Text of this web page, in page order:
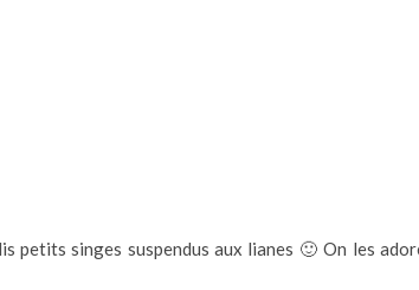
petits singes suspendus aux lianes 🙂 On les